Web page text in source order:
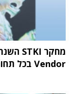
Vendor בכל תחומי שוק ה-IT